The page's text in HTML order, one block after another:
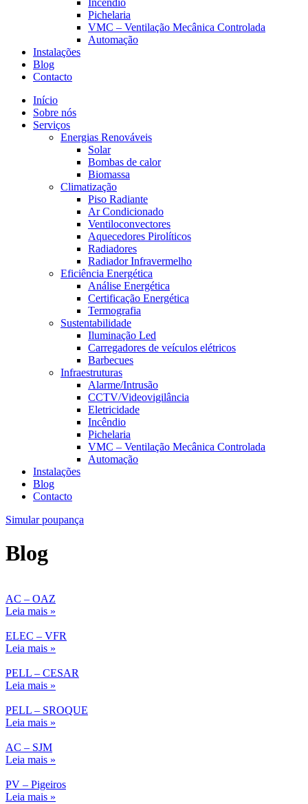
Pichelaria
VMC – Ventilação Mecânica Controlada
Automação
Instalações
Blog
Contacto
Início
Sobre nós
Serviços
Energias Renováveis
Solar
Bombas de calor
Biomassa
Climatização
Piso Radiante
Ar Condicionado
Ventiloconvectores
Aquecedores Pirolíticos
Radiadores
Radiador Infravermelho
Eficiência Energética
Análise Energética
Certificação Energética
Termografia
Sustentabilidade
Iluminação Led
Carregadores de veículos elétricos
Barbecues
Infraestruturas
Alarme/Intrusão
CCTV/Videovigilância
Eletricidade
Incêndio
Pichelaria
VMC – Ventilação Mecânica Controlada
Automação
Instalações
Blog
Contacto
Simular poupança
Blog
AC – OAZ
Leia mais »
ELEC – VFR
Leia mais »
PELL – CESAR
Leia mais »
PELL – SROQUE
Leia mais »
AC – SJM
Leia mais »
PV – Pigeiros
Leia mais »